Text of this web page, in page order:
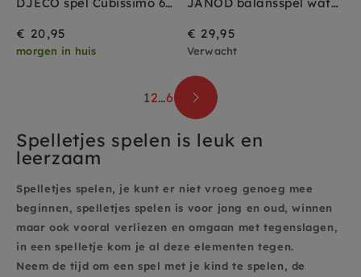
€ 20,95
morgen in huis
€ 29,95
Verwacht
12…6
Spelletjes spelen is leuk en
leerzaam
Spelletjes spelen, je kunt er niet vroeg genoeg mee
beginnen, spelletjes spelen is voor jong en oud, winnen
maar ook vooral verliezen en omgaan met tegenslagen,
in een spelletje kom je al deze elementen tegen.
Neem de tijd om een spel met je kind te spelen, de